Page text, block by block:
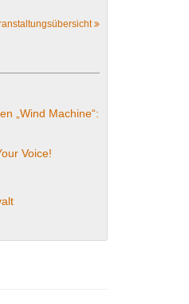
„Wind Machine“:
Voice!